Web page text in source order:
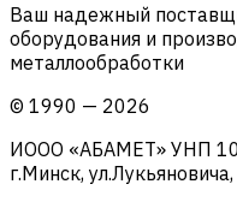
Ваш надежный
оборудования и
металлообработки
© 1990 — 2026
ИООО «АБАМЕТ» УНП
г.Минск,